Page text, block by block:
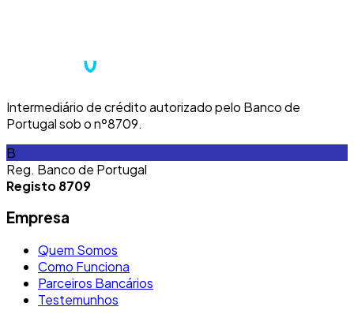
Intermediário de crédito autorizado pelo Banco de
Portugal sob o nº8709.
B
Reg. Banco de Portugal
Registo 8709
Empresa
Quem Somos
Como Funciona
Parceiros Bancários
Testemunhos